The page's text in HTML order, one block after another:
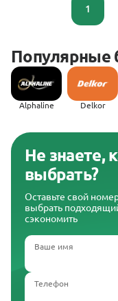
1
Популярные
Alphaline Delkor
Не знаете,
выбрать?
Оставьте свой
выбрать
сэкономить
Ваше имя
Телефон